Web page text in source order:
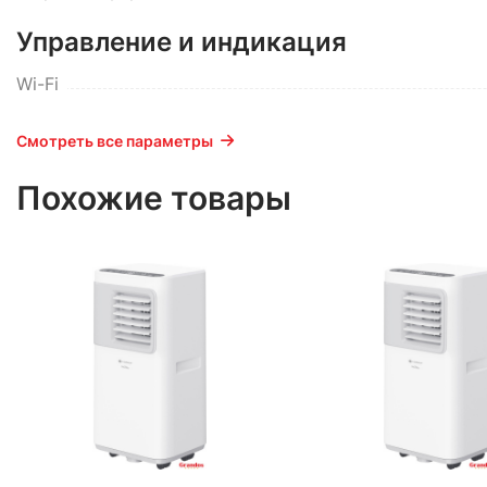
Управление и индикация
Wi-Fi
Смотреть все параметры
Похожие товары